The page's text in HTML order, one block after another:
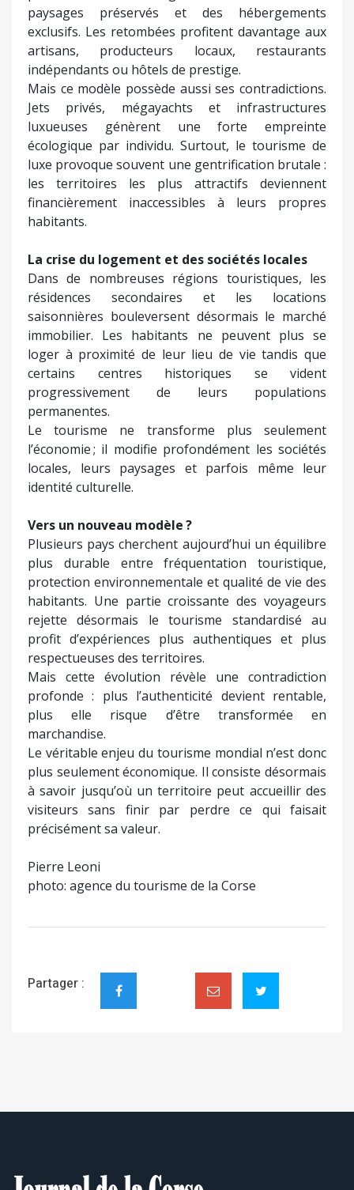
paysages préservés et des hébergements
exclusifs. Les retombées profitent davantage aux
artisans, producteurs locaux, restaurants
indépendants ou hôtels de prestige.
Mais ce modèle possède aussi ses contradictions.
Jets privés, mégayachts et infrastructures
luxueuses génèrent une forte empreinte
écologique par individu. Surtout, le tourisme de
luxe provoque souvent une gentrification brutale :
les territoires les plus attractifs deviennent
financièrement inaccessibles à leurs propres
habitants.
La crise du logement et des sociétés locales
Dans de nombreuses régions touristiques, les
résidences secondaires et les locations
saisonnières bouleversent désormais le marché
immobilier. Les habitants ne peuvent plus se
loger à proximité de leur lieu de vie tandis que
certains centres historiques se vident
progressivement de leurs populations
permanentes.
Le tourisme ne transforme plus seulement
l’économie ; il modifie profondément les sociétés
locales, leurs paysages et parfois même leur
identité culturelle.
Vers un nouveau modèle ?
Plusieurs pays cherchent aujourd’hui un équilibre
plus durable entre fréquentation touristique,
protection environnementale et qualité de vie des
habitants. Une partie croissante des voyageurs
rejette désormais le tourisme standardisé au
profit d’expériences plus authentiques et plus
respectueuses des territoires.
Mais cette évolution révèle une contradiction
profonde : plus l’authenticité devient rentable,
plus elle risque d’être transformée en
marchandise.
Le véritable enjeu du tourisme mondial n’est donc
plus seulement économique. Il consiste désormais
à savoir jusqu’où un territoire peut accueillir des
visiteurs sans finir par perdre ce qui faisait
précisément sa valeur.
Pierre Leoni
photo: agence du tourisme de la Corse
Partager :